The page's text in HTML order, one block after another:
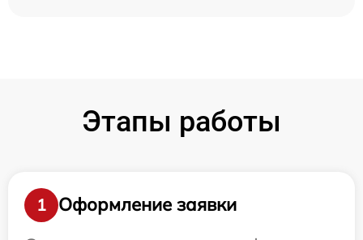
Этапы работы
1
Оформление заявки